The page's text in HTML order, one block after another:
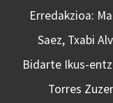
Erredakzioa:
Saez, Txabi
Bidarte Ikus-
Torres